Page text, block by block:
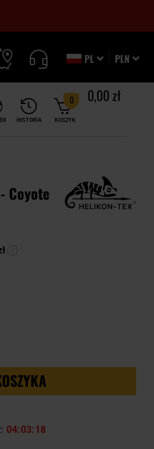
PLN
PL
HISTORIA KOSZYK
0 0,00 zł
Coyote
04 03 17